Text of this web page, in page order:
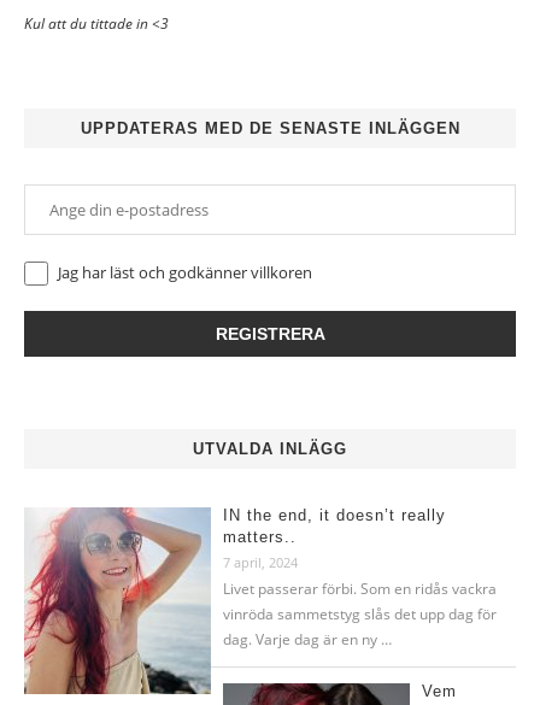
Kul att du tittade in <3
UPPDATERAS MED DE SENASTE INLÄGGEN
Jag har läst och godkännervillkoren
UTVALDA INLÄGG
IN the end, it doesn’t really
matters..
7 april, 2024
Livet passerar förbi. Som en ridås vackra
vinröda sammetstyg slås det upp dag för
dag. Varje dag är en ny …
Vem